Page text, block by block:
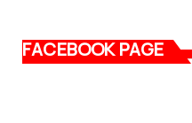
FACEBOOK PAGE